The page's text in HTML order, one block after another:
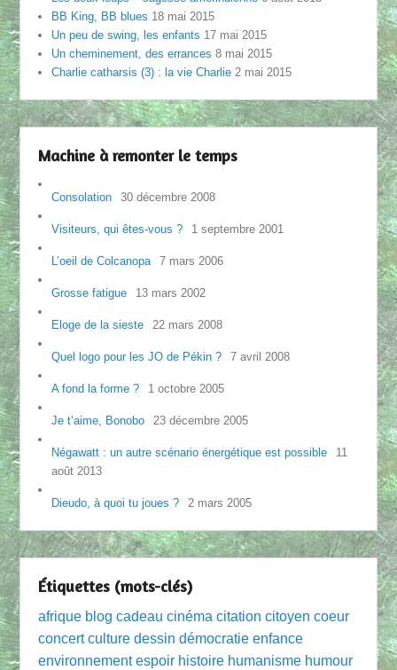
BB King, BB blues 18 mai 2015
Un peu de swing, les enfants 17 mai 2015
Un cheminement, des errances 8 mai 2015
Charlie catharsis (3) : la vie Charlie 2 mai 2015
Machine à remonter le temps
Consolation 30 décembre 2008
Visiteurs, qui êtes-vous ? 1 septembre 2001
L’oeil de Colcanopa 7 mars 2006
Grosse fatigue 13 mars 2002
Eloge de la sieste 22 mars 2008
Quel logo pour les JO de Pékin ? 7 avril 2008
A fond la forme ? 1 octobre 2005
Je t’aime, Bonobo 23 décembre 2005
Négawatt : un autre scénario énergétique est possible
11
août 2013
Dieudo, à quoi tu joues ? 2 mars 2005
Étiquettes (mots-clés)
afrique blog cadeau cinéma citation citoyen coeur
concert culture dessin démocratie enfance
environnement espoir histoire humanisme humour